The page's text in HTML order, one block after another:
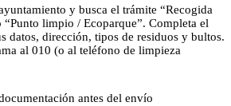
y busca el trámite “Recogida
“Punto limpio / Ecoparque”. Completa el
datos, dirección, tipos de residuos y bultos.
al 010 (o al teléfono de limpieza
antes del envío